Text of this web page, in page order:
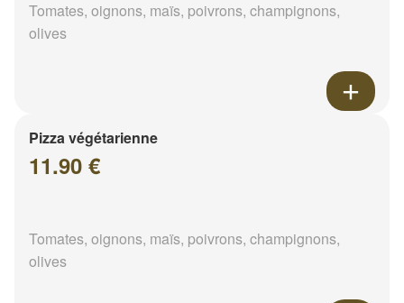
Tomates, oignons, maïs, poivrons, champignons,
olives
Pizza végétarienne
11.90 €
Tomates, oignons, maïs, poivrons, champignons,
olives